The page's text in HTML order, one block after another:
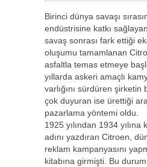
Birinci dünya savaşı
endüstrisine katkı
savaş sonrası fark ettiği
oluşumu tamamlanan
asfaltla temas etmeye
yıllarda askeri amaçlı
varlığını sürdüren şirketin
çok duyuran ise ürettiği
pazarlama yöntemi oldu.
1925 yılından 1934 yılına
adını yazdıran Citroen,
reklam kampanyasını
kitabına girmişti. Bu